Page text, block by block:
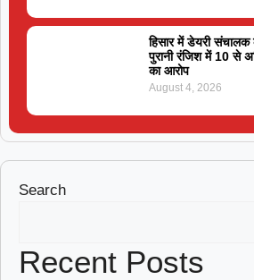
हिसार में डेयरी संचालक
पुरानी रंजिश में 10 से
का आरोप
August 4, 2026
Search
Recent Posts